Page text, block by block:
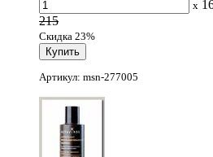
x
215
Скидка 23%
Артикул: msn-277005